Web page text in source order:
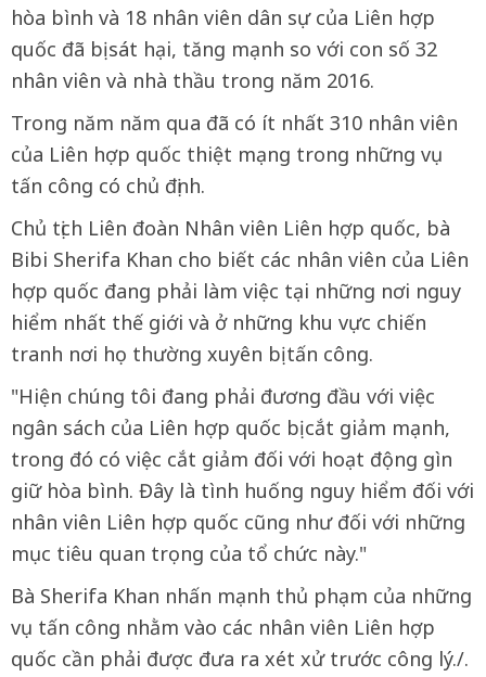
hòa bình và 18 nhân viên dân sự của Liên hợp
quốc đã bị sát hại, tăng mạnh so với con số 32
nhân viên và nhà thầu trong năm 2016.
Trong năm năm qua đã có ít nhất 310 nhân viên
của Liên hợp quốc thiệt mạng trong những vụ
tấn công có chủ định.
Chủ tịch Liên đoàn Nhân viên Liên hợp quốc, bà
Bibi Sherifa Khan cho biết các nhân viên của Liên
hợp quốc đang phải làm việc tại những nơi nguy
hiểm nhất thế giới và ở những khu vực chiến
tranh nơi họ thường xuyên bị tấn công.
"Hiện chúng tôi đang phải đương đầu với việc
ngân sách của Liên hợp quốc bị cắt giảm mạnh,
trong đó có việc cắt giảm đối với hoạt động gìn
giữ hòa bình. Đây là tình huống nguy hiểm đối với
nhân viên Liên hợp quốc cũng như đối với những
mục tiêu quan trọng của tổ chức này."
Bà Sherifa Khan nhấn mạnh thủ phạm của những
vụ tấn công nhằm vào các nhân viên Liên hợp
quốc cần phải được đưa ra xét xử trước công lý./.